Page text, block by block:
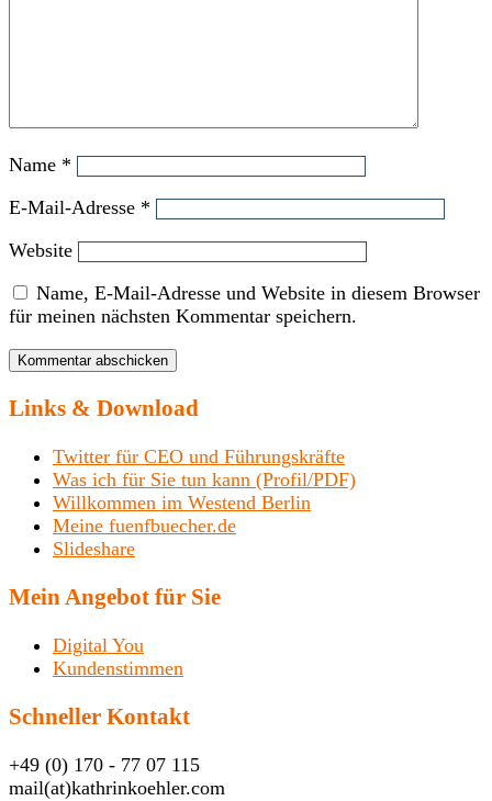
Name *
E-Mail-Adresse *
Website
Name, E-Mail-Adresse und Website in diesem Browser
für meinen nächsten Kommentar speichern.
Links & Download
Twitter für CEO und Führungskräfte
Was ich für Sie tun kann (Profil/PDF)
Willkommen im Westend Berlin
Meine fuenfbuecher.de
Slideshare
Mein Angebot für Sie
Digital You
Kundenstimmen
Schneller Kontakt
+49 (0) 170 - 77 07 115
mail(at)kathrinkoehler.com